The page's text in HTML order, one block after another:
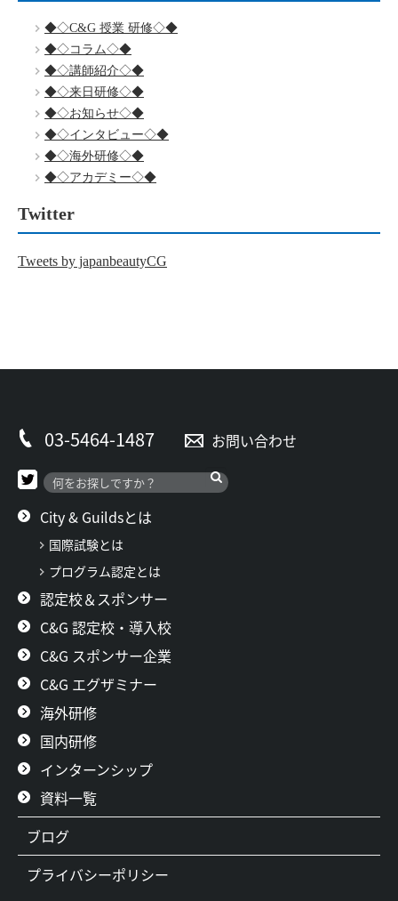
◆◇C&G 授業 研修◇◆
◆◇コラム◇◆
◆◇講師紹介◇◆
◆◇来日研修◇◆
◆◇お知らせ◇◆
◆◇インタビュー◇◆
◆◇海外研修◇◆
◆◇アカデミー◇◆
Twitter
Tweets by japanbeautyCG
03-5464-1487 お問い合わせ
City & Guildsとは
国際試験とは
プログラム認定とは
認定校＆スポンサー
C&G 認定校・導入校
C&G スポンサー企業
C&G エグザミナー
海外研修
国内研修
インターンシップ
資料一覧
ブログ
プライバシーポリシー